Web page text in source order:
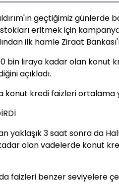
geçtiğimiz günlerde
eritmek için
ilk hamle Ziraat
bin liraya kadar olan konut
açıkladı.
konut kredi faizleri ortalama
yaklaşık 3 saat sonra da
olan vadelerde konut
faizleri benzer seviyelere